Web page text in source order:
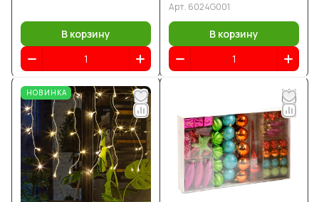
В корзину
Арт. 6024G001
В корзину
НОВИНКА